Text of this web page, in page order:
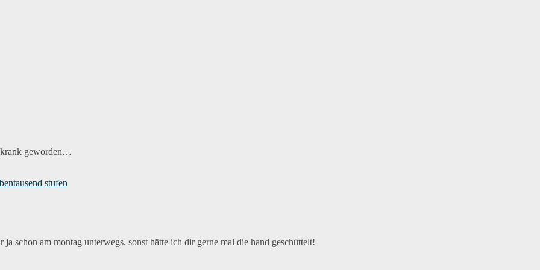
krank geworden…
stufen
ja schon am montag unterwegs. sonst hätte ich dir gerne mal die hand geschüttelt!